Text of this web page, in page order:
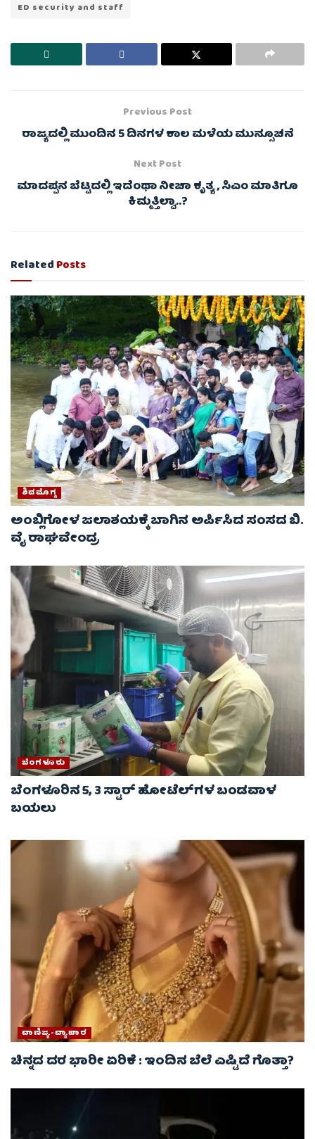
ED security and staff
Previous Post
ರಾಜ್ಯದಲ್ಲಿ ಮುಂದಿನ 5 ದಿನಗಳ ಕಾಲ ಮಳೆಯ ಮುನ್ಸೂಚನೆ
Next Post
ಮಾದಪ್ಪನ ಬೆಟ್ಟದಲ್ಲಿ ಇದೆಂಥಾ ನೀಚಾ ಕೃತ್ಯ , ಸಿಎಂ ಮಾತಿಗೂ
ಕಿಮ್ಮತ್ತಿಲ್ವಾ..?
RelatedPosts
ಶಿವಮೊಗ್ಗ
ಅಂಬ್ಲಿಗೋಳ ಜಲಾಶಯಕ್ಕೆ ಬಾಗಿನ ಅರ್ಪಿಸಿದ ಸಂಸದ ಬಿ.
ವೈ ರಾಘವೇಂದ್ರ
ಬೆಂಗಳೂರು
ಬೆಂಗಳೂರಿನ 5, 3 ಸ್ಟಾರ್​​​​ ಹೋಟೆಲ್​​​​ಗಳ ಬಂಡವಾಳ
ಬಯಲು
ವಾಣಿಜ್ಯ-ವ್ಯಾಪಾರ
ಚಿನ್ನದ ದರ ಭಾರೀ ಏರಿಕೆ : ಇಂದಿನ ಬೆಲೆ ಎಷ್ಟಿದೆ ಗೊತ್ತಾ?